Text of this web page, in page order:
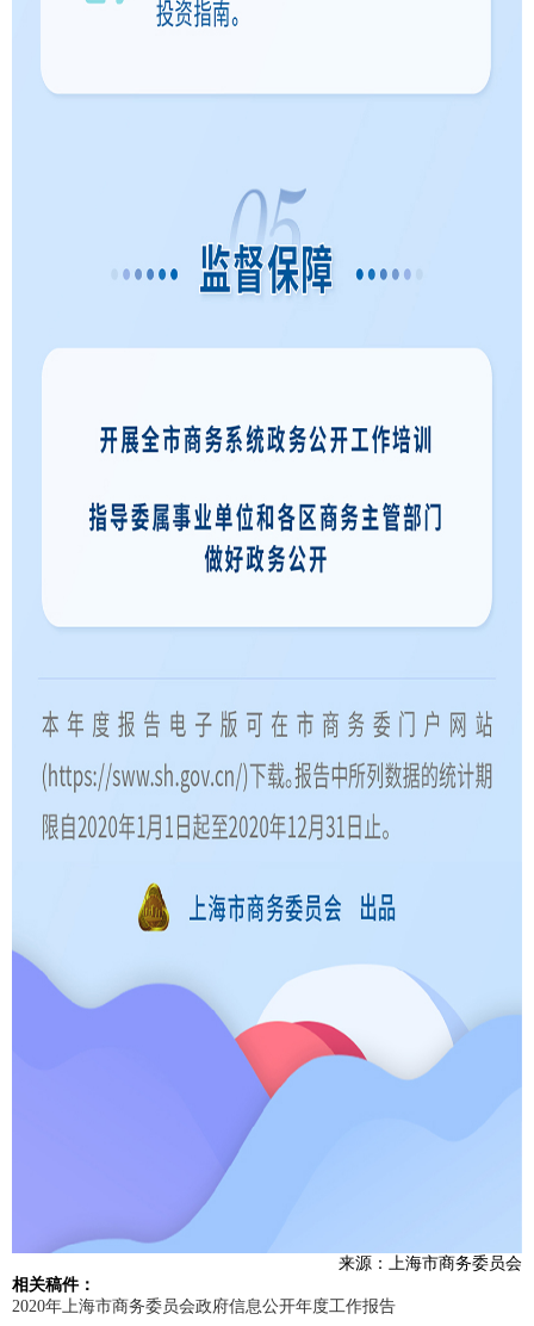
来源：上海市商务委员会
相关稿件：
2020年上海市商务委员会政府信息公开年度工作报告